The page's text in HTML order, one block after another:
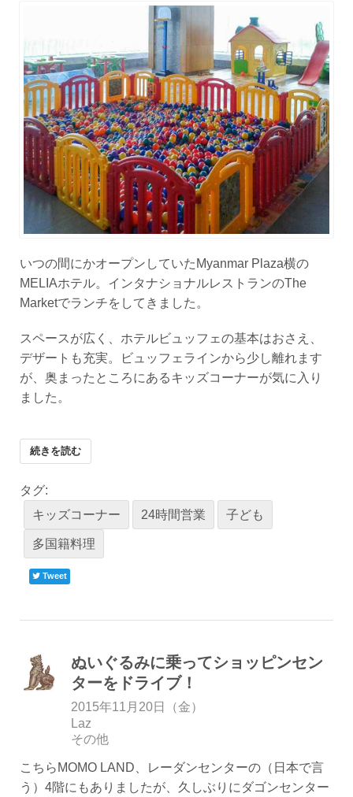
いつの間にかオープンしていたMyanmar Plaza横の
MELIAホテル。インタナショナルレストランのThe
Marketでランチをしてきました。
スペースが広く、ホテルビュッフェの基本はおさえ、
デザートも充実。ビュッフェラインから少し離れます
が、奥まったところにあるキッズコーナーが気に入り
ました。
続きを読む
タグ:
キッズコーナー
24時間営業 子ども
多国籍料理
Tweet
ぬいぐるみに乗ってショッピンセン
ターをドライブ！
2015年11月20日（金）
Laz
その他
こちらMOMO LAND、レーダンセンターの（日本で言
う）4階にもありましたが、久しぶりにダゴンセンター